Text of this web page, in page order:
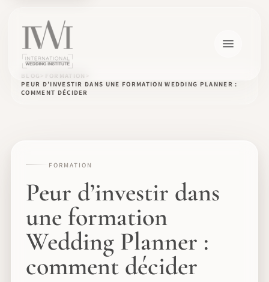
BLOG
FORMATION
PEUR D’INVESTIR DANS UNE FORMATION WEDDING PLANNER :
COMMENT DÉCIDER
FORMATION
Peur d’investir dans
une formation
Wedding Planner :
comment décider